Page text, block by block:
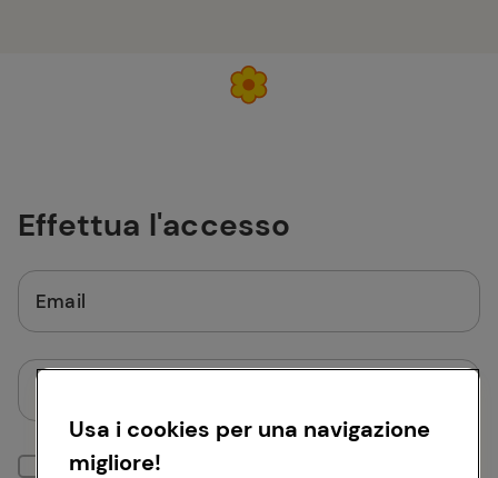
Effettua l'accesso
Email
Mantieni la sessione attiva
Usa i cookies per una navigazione
migliore!